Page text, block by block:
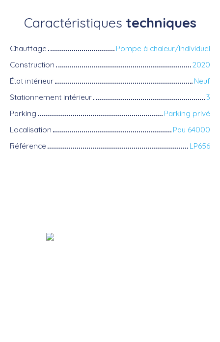
Caractéristiques techniques
Chauffage
Pompe à chaleur/Individuel
Construction
2020
État intérieur
Neuf
Stationnement intérieur
3
Parking
Parking privé
Localisation
Pau 64000
Référence
LP656